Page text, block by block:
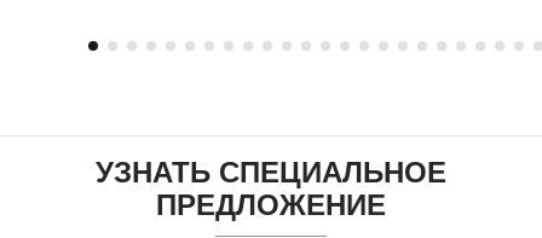
УЗНАТЬ СПЕЦИАЛЬНОЕ
ПРЕДЛОЖЕНИЕ